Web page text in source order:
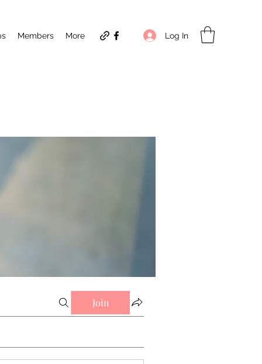
Members More Log In
Join